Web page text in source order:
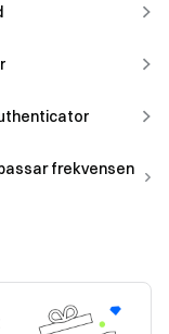
frekvensen